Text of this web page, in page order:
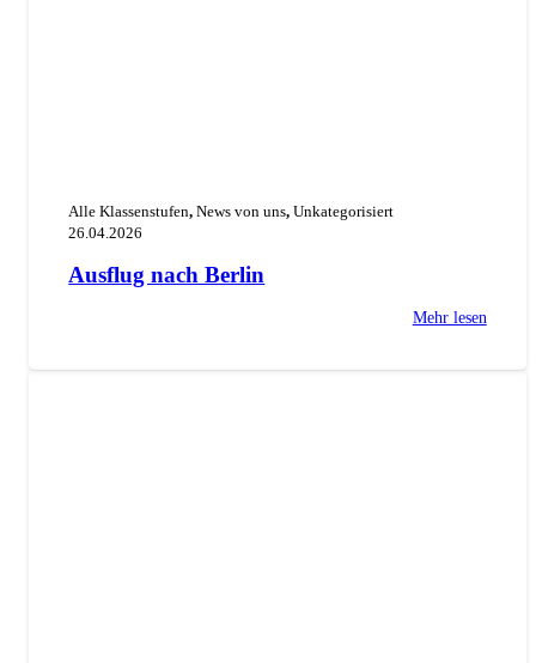
Alle Klassenstufen,News von uns,Unkategorisiert
26.04.2026
Ausflug nach Berlin
Mehr lesen